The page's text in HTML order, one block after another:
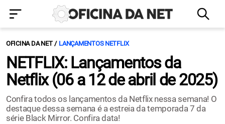
OFICINA DA NET LANÇAMENTOS NETFLIX
NETFLIX: Lançamentos da
Netflix (06 a 12 de abril de 2025)
Confira todos os lançamentos da Netflix nessa semana! O
destaque dessa semana é a estreia da temporada 7 da
série Black Mirror. Confira data!